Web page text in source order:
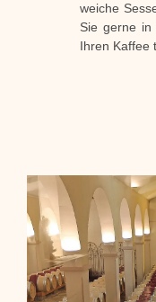
weiche
Sie gerne in
Ihren Kaffee